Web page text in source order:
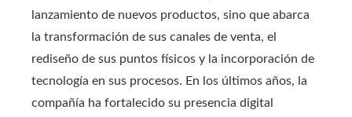
lanzamiento de nuevos productos, sino que abarca
la transformación de sus canales de venta, el
rediseño de sus puntos físicos y la incorporación de
tecnología en sus procesos. En los últimos años, la
compañía ha fortalecido su presencia digital